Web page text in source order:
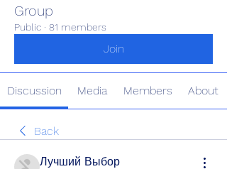
Group
Public · 81 members
Join
Discussion Media Members About
Back
Лучший Выбор